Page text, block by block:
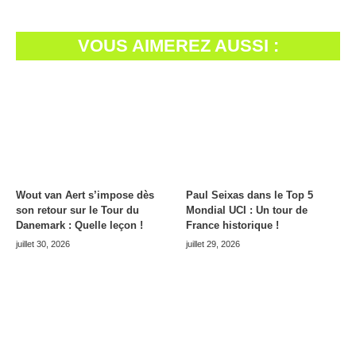
VOUS AIMEREZ AUSSI :
Wout van Aert s’impose dès
son retour sur le Tour du
Danemark : Quelle leçon !
juillet 30, 2026
Paul Seixas dans le Top 5
Mondial UCI : Un tour de
France historique !
juillet 29, 2026